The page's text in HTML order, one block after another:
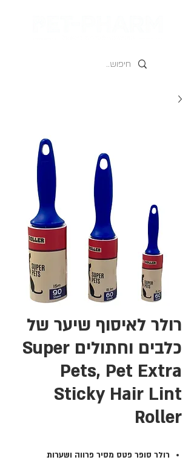
רולר לאיסוף שיער של
כלבים וחתולים Super
Pets, Pet Extra
Sticky Hair Lint
Roller
רולר סופר פטס מסיר פרווה ושערות